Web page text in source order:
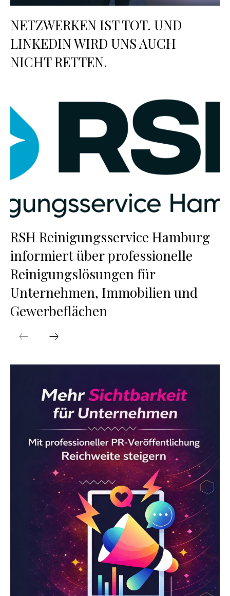
NETZWERKEN IST TOT. UND
LINKEDIN WIRD UNS AUCH
NICHT RETTEN.
RSH Reinigungsservice Hamburg
informiert über professionelle
Reinigungslösungen für
Unternehmen, Immobilien und
Gewerbeflächen